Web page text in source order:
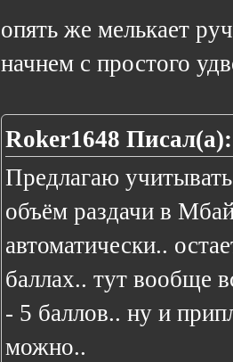
опять же мелькает
начнем с простого
Roker1648 Писал(а):
Предлагаю
объём раздачи в
автоматически..
баллах.. тут вообще
- 5 баллов.. ну и
можно..